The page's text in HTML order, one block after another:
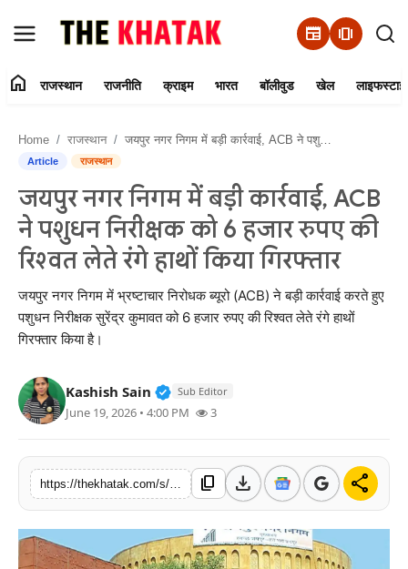
newspaper amp_stories
Contact Us
राजस्थान
राजनीति
क्राइम
भारत
बॉलीवुड
खेल
लाइफस्टाइल
home राजस्थान राजनीति क्राइम भारत बॉलीवुड खेल
Home राजस्थान जयपुर नगर निगम में बड़ी कार्रवाई, ACB ने पशुधन निरीक्षक को 6 हजार रुपए की रिश्वत लेते रंगे हाथों किया गिरफ्तार
Article राजस्थान
जयपुर नगर निगम में बड़ी कार्रवाई, ACB
ने पशुधन निरीक्षक को 6 हजार रुपए की
रिश्वत लेते रंगे हाथों किया गिरफ्तार
जयपुर नगर निगम में भ्रष्टाचार निरोधक ब्यूरो (ACB) ने बड़ी कार्रवाई करते हुए
पशुधन निरीक्षक सुरेंद्र कुमावत को 6 हजार रुपए की रिश्वत लेते रंगे हाथों
गिरफ्तार किया है।
Kashish Sain Verified Public Figure • 11 Jun,
Sub Editor
June 19, 2026 • 4:00 PM 3
content_copy download share